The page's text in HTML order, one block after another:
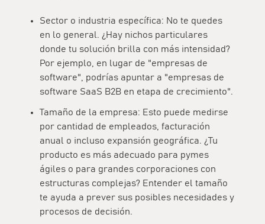
Sector o industria específica: No te quedes
en lo general. ¿Hay nichos particulares
donde tu solución brilla con más intensidad?
Por ejemplo, en lugar de "empresas de
software", podrías apuntar a "empresas de
software SaaS B2B en etapa de crecimiento".
Tamaño de la empresa: Esto puede medirse
por cantidad de empleados, facturación
anual o incluso expansión geográfica. ¿Tu
producto es más adecuado para pymes
ágiles o para grandes corporaciones con
estructuras complejas? Entender el tamaño
te ayuda a prever sus posibles necesidades y
procesos de decisión.